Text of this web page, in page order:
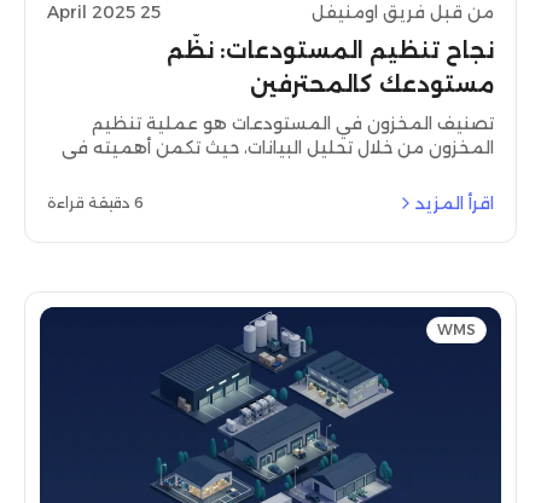
من قبل فريق اومنيفل
نجاح تنظيم المستودعات: نظّم
مستودعك كالمحترفين
تصنيف المخزون في المستودعات هو عملية تنظيم
المخزون من خلال تحليل البيانات، حيث تكمن أهميته في
في مراكز التوزيع والمستودعات من خلال تحليل المخزون
الاستراتيجي بتحقيق ترتيب تخزيني فعال. يساعد تنفيذ
ممارسات تشغيلية مناسبة الشركات على تحقيق أعلى
اقرأ المزيد
WMS